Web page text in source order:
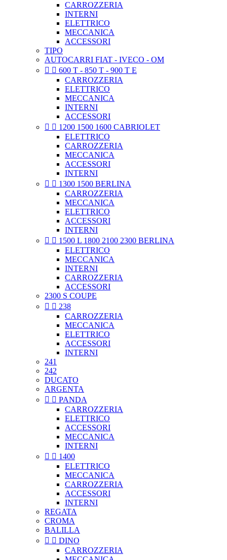
CARROZZERIA
INTERNI
ELETTRICO
MECCANICA
ACCESSORI
TIPO
AUTOCARRI FIAT - IVECO - OM
  600 T - 850 T - 900 T E
CARROZZERIA
ELETTRICO
MECCANICA
INTERNI
ACCESSORI
  1200 1500 1600 CABRIOLET
ELETTRICO
CARROZZERIA
MECCANICA
ACCESSORI
INTERNI
  1300 1500 BERLINA
CARROZZERIA
MECCANICA
ELETTRICO
ACCESSORI
INTERNI
  1500 L 1800 2100 2300 BERLINA
ELETTRICO
MECCANICA
INTERNI
CARROZZERIA
ACCESSORI
2300 S COUPE
  238
CARROZZERIA
MECCANICA
ELETTRICO
ACCESSORI
INTERNI
241
242
DUCATO
ARGENTA
  PANDA
CARROZZERIA
ELETTRICO
ACCESSORI
MECCANICA
INTERNI
  1400
ELETTRICO
MECCANICA
CARROZZERIA
ACCESSORI
INTERNI
REGATA
CROMA
BALILLA
  DINO
CARROZZERIA